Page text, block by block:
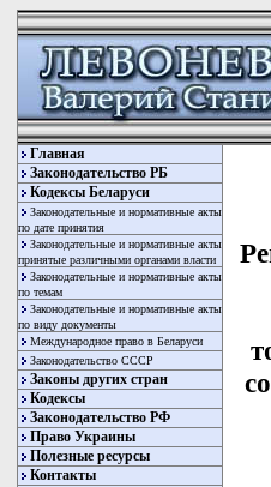
Главная
Законодательство РБ
Кодексы Беларуси
Законодательные и нормативные акты
по дате принятия
Законодательные и нормативные акты
принятые различными органами власти
Законодательные и нормативные акты
по темам
Законодательные и нормативные акты
по виду документы
Международное право в Беларуси
Законодательство СССР
Законы других стран
Кодексы
Законодательство РФ
Право Украины
Полезные ресурсы
Контакты